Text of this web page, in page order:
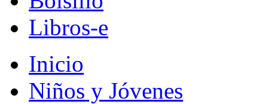
Libros-e
Inicio
Niños y Jóvenes